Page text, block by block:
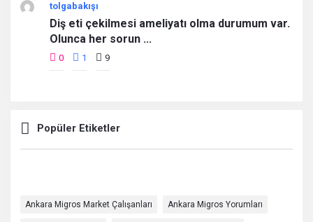
tolgabakışı
Diş eti çekilmesi ameliyatı olma durumum var.
Olunca her sorun ...
0 1 9
Popüler Etiketler
Ankara Migros Market Çalışanları Ankara Migros Yorumları